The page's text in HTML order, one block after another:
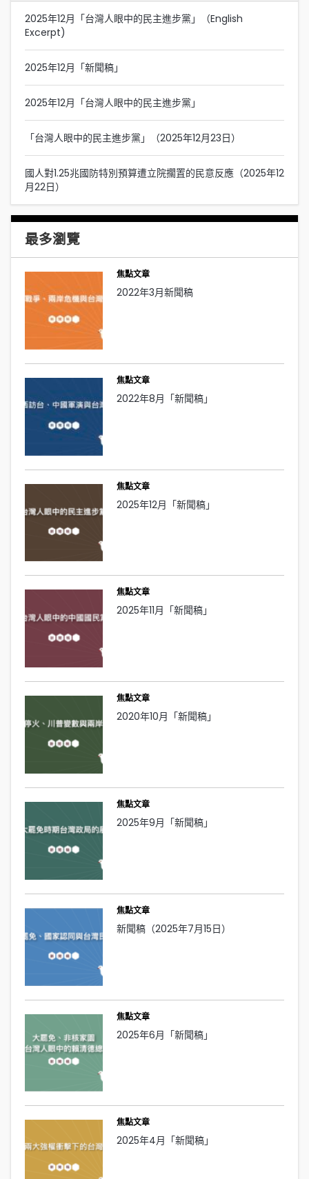
2025年12月「台灣人眼中的民主進步黨」（English
Excerpt)
2025年12月「新聞稿」
2025年12月「台灣人眼中的民主進步黨」
「台灣人眼中的民主進步黨」（2025年12月23日）
國人對1.25兆國防特別預算遭立院擱置的民意反應（2025年12
月22日）
最多瀏覽
焦點文章
2022年3月新聞稿
焦點文章
2022年8月「新聞稿」
焦點文章
2025年12月「新聞稿」
焦點文章
2025年11月「新聞稿」
焦點文章
2020年10月「新聞稿」
焦點文章
2025年9月「新聞稿」
焦點文章
新聞稿（2025年7月15日）
焦點文章
2025年6月「新聞稿」
焦點文章
2025年4月「新聞稿」